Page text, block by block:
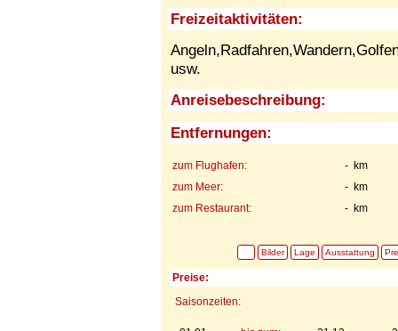
Freizeitaktivitäten:
usw.
Anreisebeschreibung:
Entfernungen:
- km
zum Flughafen:
- km
zum Meer:
- km
zum Restaurant:
Bilder Lage Ausstattung
Preise:
Saisonzeiten: